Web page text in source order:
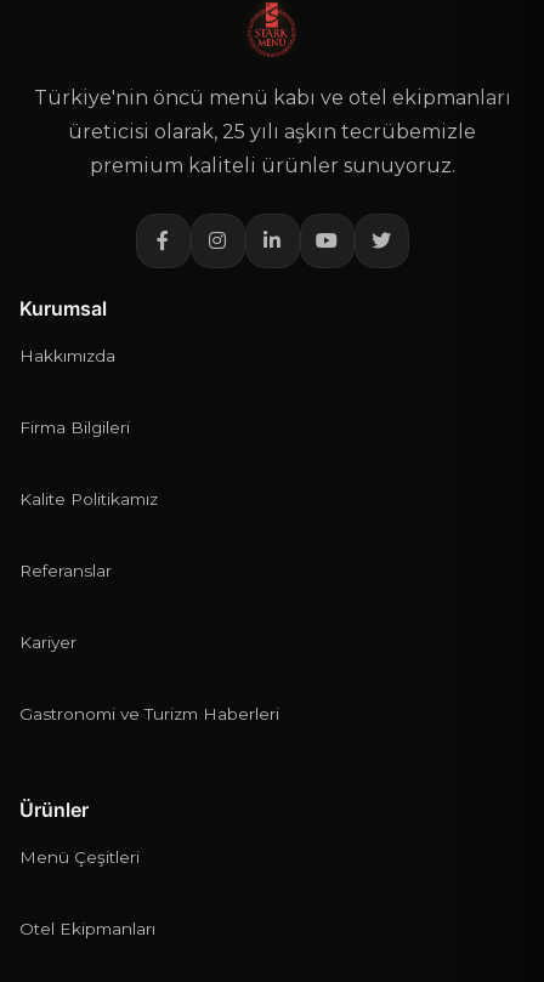
TELEFON*
Türkiye'nin öncü menü kabı ve otel ekipmanları
üreticisi olarak, 25 yılı aşkın tecrübemizle
premium kaliteli ürünler sunuyoruz.
Kurumsal
Hakkımızda
Firma Bilgileri
Kalite Politikamız
Referanslar
Kariyer
Gastronomi ve Turizm Haberleri
Ürünler
Menü Çeşitleri
Otel Ekipmanları